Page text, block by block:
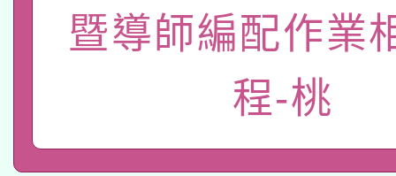
業技術研究院辦理「
用水績優單位及節水達
115年8月22日(星期六
桃園市孔廟祈福系列
開 智慧啟航」
本校115學年度第2次
招甄選結果公告(無人
適應運動共學行動站研
暨導師編配作業
程-桃